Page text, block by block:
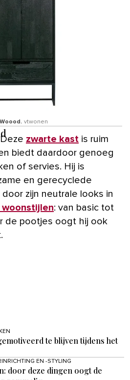
vtwonen
Deze zwarte kast is ruim
biedt daardoor genoeg
of servies. Hij is
en gerecyclede
zijn neutrale looks in
: van basic tot
de pootjes oogt hij ook
te blijven tijdens het
EN -STYLING
door deze dingen oogt de